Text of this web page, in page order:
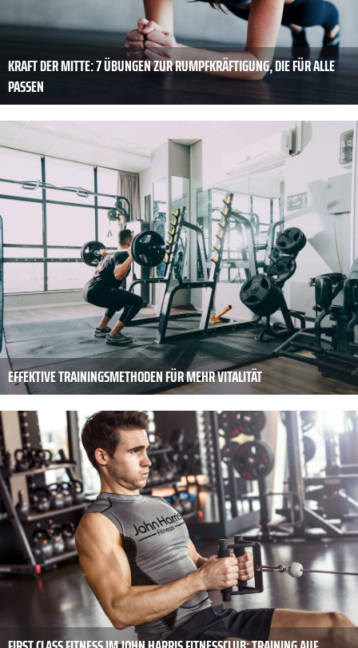
KRAFT DER MITTE: 7 ÜBUNGEN ZUR RUMPFKRÄFTIGUNG, DIE FÜR ALLE
PASSEN
EFFEKTIVE TRAININGSMETHODEN FÜR MEHR VITALITÄT